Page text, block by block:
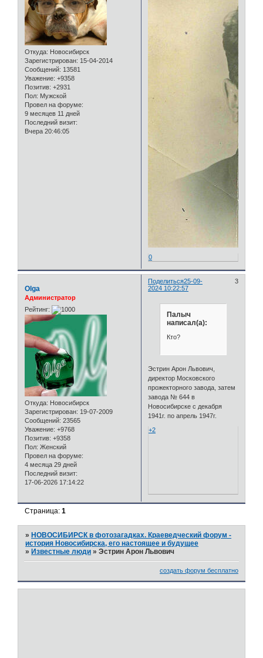
Откуда: Новосибирск
Зарегистрирован: 15-04-2014
Сообщений: 13581
Уважение: +9358
Позитив: +2931
Пол: Мужской
Провел на форуме:
9 месяцев 11 дней
Последний визит:
Вчера 20:46:05
0
Поделиться 3
25-09-
2024 10:22:57
Olga
Администратор
Рейтинг:
Откуда: Новосибирск
Зарегистрирован: 19-07-2009
Сообщений: 23565
Уважение: +9768
Позитив: +9358
Пол: Женский
Провел на форуме:
4 месяца 29 дней
Последний визит:
17-06-2026 17:14:22
Палыч
написал(а):
Кто?
Эстрин Арон Львович,
директор Московского
прожекторного завода, затем
завода № 644 в
Новосибирске с декабря
1941г. по апрель 1947г.
+2
Страница:1
» НОВОСИБИРСК в фотозагадках. Краеведческий форум -
история Новосибирска, его настоящее и будущее
» Известные люди »Эстрин Арон Львович
создать форум бесплатно